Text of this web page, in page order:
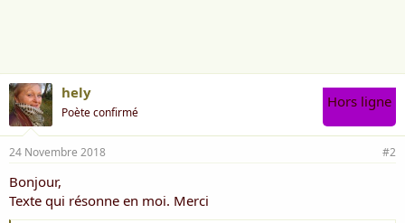
hely
Poète confirmé
Hors ligne
24 Novembre 2018 #2
Bonjour,
Texte qui résonne en moi. Merci